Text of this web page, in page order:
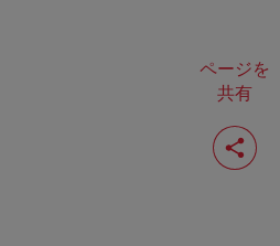
ページを
共有
ペ
ー
ジ